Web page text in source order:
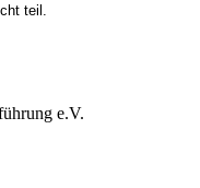
teil.
e.V.